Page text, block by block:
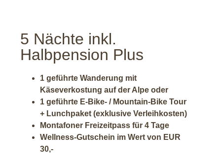
5 Nächte inkl.
Halbpension Plus
1 geführte Wanderung mit
Käseverkostung auf der Alpe oder
1 geführte E-Bike- / Mountain-Bike Tour
+ Lunchpaket (exklusive Verleihkosten)
Montafoner Freizeitpass für 4 Tage
Wellness-Gutschein im Wert von EUR
30,-